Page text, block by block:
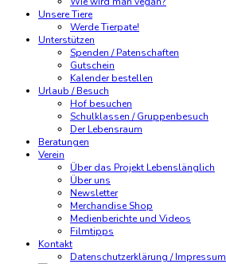
Unsere Tiere
Werde Tierpate!
Unterstützen
Spenden / Patenschaften
Gutschein
Kalender bestellen
Urlaub / Besuch
Hof besuchen
Schulklassen / Gruppenbesuch
Der Lebensraum
Beratungen
Verein
Über das Projekt Lebenslänglich
Über uns
Newsletter
Merchandise Shop
Medienberichte und Videos
Filmtipps
Kontakt
Datenschutzerklärung / Impressum